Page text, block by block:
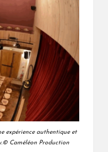
expérience authentique et
Caméléon Production